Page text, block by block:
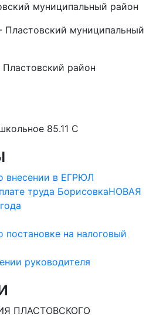
муниципальный район
муниципальный
район
85.11 C
внесении в ЕГРЮЛ
труда БорисовкаНОВАЯ
постановке на налоговый
руководителя
ПЛАСТОВСКОГО